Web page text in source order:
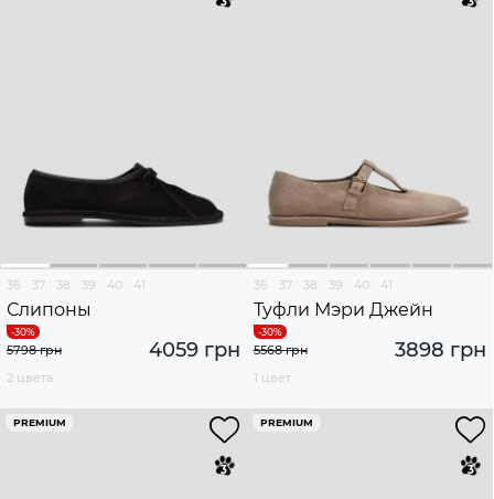
36 37 38 39 40 41
Слипоны
4059 грн
5798 грн
2 цвета
36 37 38 39 40 41
Туфли Мэри Джейн
3898 грн
5568 грн
1 цвет
PREMIUM PREMIUM